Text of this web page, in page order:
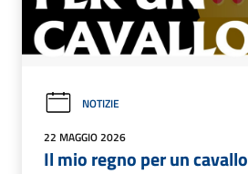
NOTIZIE
22 MAGGIO 2026
Il mio regno per un cavallo